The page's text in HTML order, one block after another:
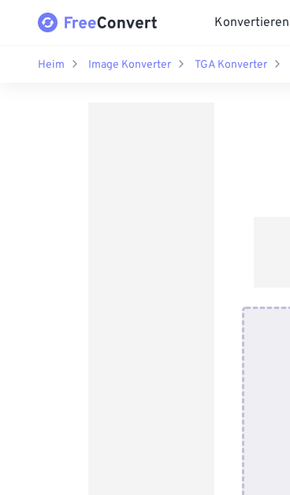
Konvertieren
Heim Image Konverter TGA Konverter